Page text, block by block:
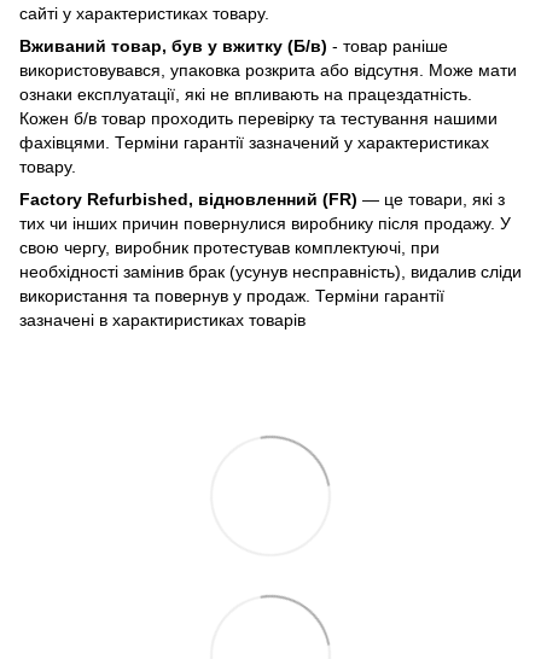
сайті у характеристиках товару.
Вживаний товар, був у вжитку (Б/в) - товар раніше
використовувався, упаковка розкрита або відсутня. Може мати
ознаки експлуатації, які не впливають на працездатність.
Кожен б/в товар проходить перевірку та тестування нашими
фахівцями. Терміни гарантії зазначений у характеристиках
товару.
Factory Refurbished, відновленний (FR) — це товари, які з
тих чи інших причин повернулися виробнику після продажу. У
свою чергу, виробник протестував комплектуючі, при
необхідності замінив брак (усунув несправність), видалив сліди
використання та повернув у продаж. Терміни гарантії
зазначені в характиристиках товарів